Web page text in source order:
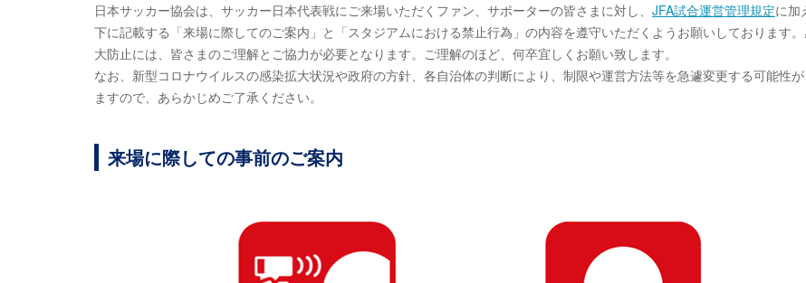
日本サッカー協会は、サッカー日本代表戦にご来場いただくファン、サポーターの皆さまに対し、 JFA試合運営管理規定に加
下に記載する「来場に際してのご案内」と「スタジアムにおける禁止行為」の内容を遵守いただくようお願いしております
大防止には、皆さまのご理解とご協力が必要となります。ご理解のほど、何卒宜しくお願い致します。
なお、新型コロナウイルスの感染拡大状況や政府の方針、各自治体の判断により、制限や運営方法等を急遽変更する可能性
ますので、あらかじめご了承ください。
来場に際しての事前のご案内